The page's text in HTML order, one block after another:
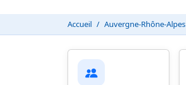
Accueil Auvergne-Rhône-Alpes